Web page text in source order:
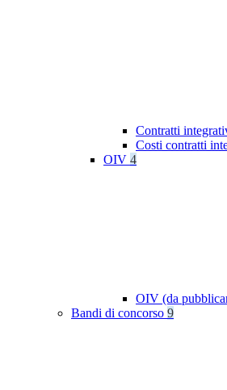
Contratti
Costi contratti
OIV 4
OIV (da
Bandi di concorso 9